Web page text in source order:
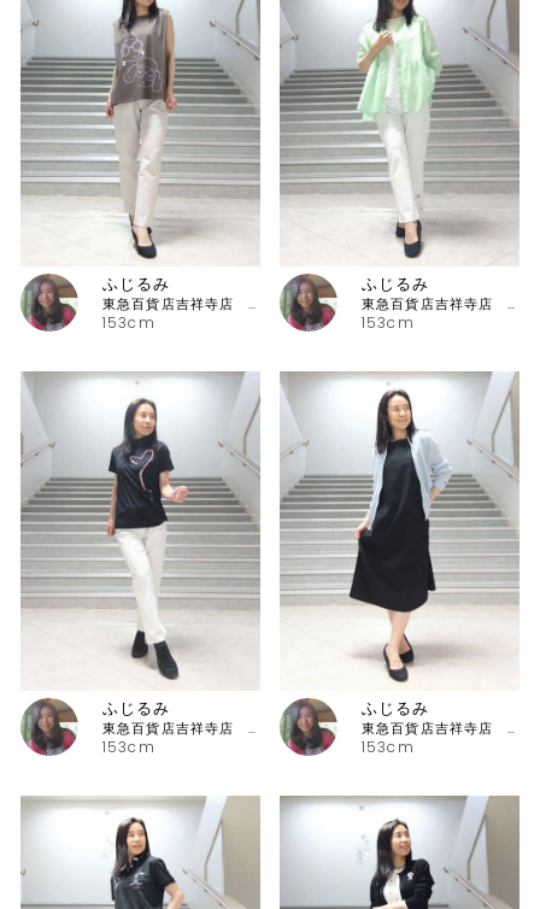
153cm
ふじるみ
東急百貨店吉祥寺店 ピッコーネ
153cm
ふじるみ
東急百貨店吉祥寺店 ピッコーネ
153cm
ふじるみ
東急百貨店吉祥寺店 ピッコーネ
153cm
ふじるみ
東急百貨店吉祥寺店 ピッコーネ